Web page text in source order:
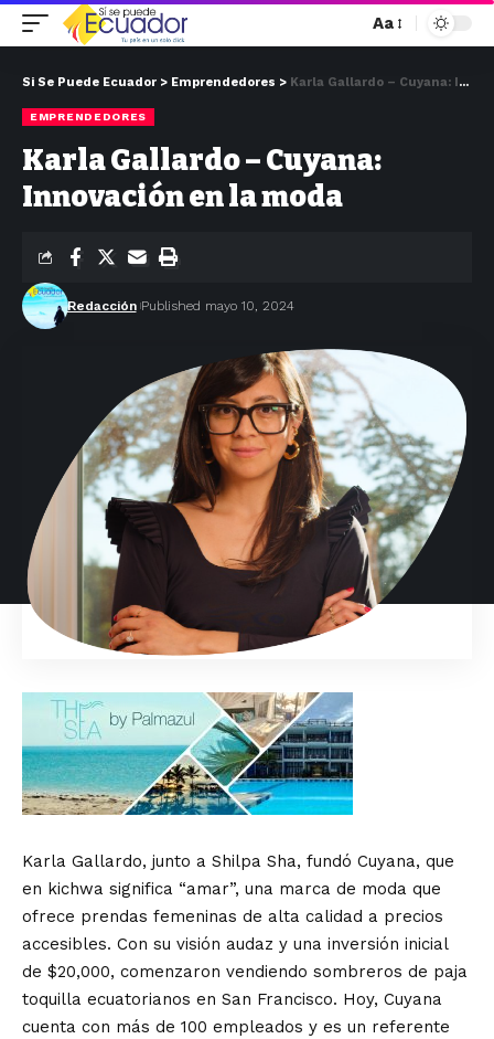
Aa
Si Se Puede Ecuador > Emprendedores > Karla Gallardo – Cuyana: Innovación en la moda
EMPRENDEDORES
Karla Gallardo – Cuyana:
Innovación en la moda
Redacción Published mayo 10, 2024
Karla Gallardo, junto a Shilpa Sha, fundó Cuyana, que
en kichwa significa “amar”, una marca de moda que
ofrece prendas femeninas de alta calidad a precios
accesibles. Con su visión audaz y una inversión inicial
de $20,000, comenzaron vendiendo sombreros de paja
toquilla ecuatorianos en San Francisco. Hoy, Cuyana
cuenta con más de 100 empleados y es un referente